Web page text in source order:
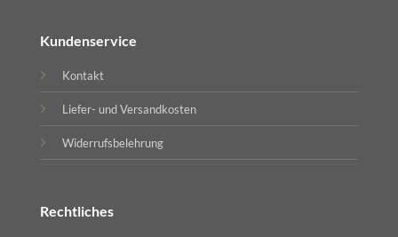
Kundenservice
Kontakt
Liefer- und Versandkosten
Widerrufsbelehrung
Rechtliches